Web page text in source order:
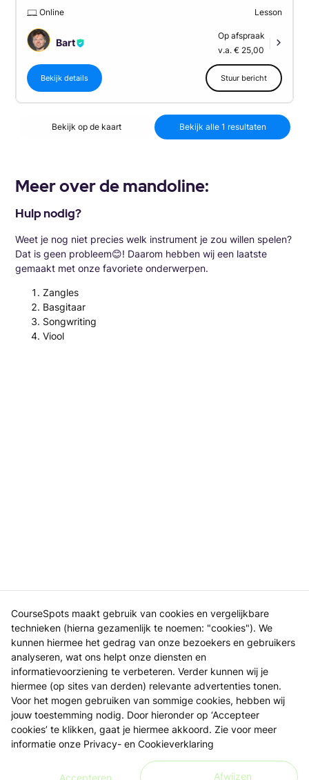
CourseSpots maakt gebruik van cookies en vergelijkbare
technieken (hierna gezamenlijk te noemen: "cookies"). We
kunnen hiermee het gedrag van onze bezoekers en gebruikers
analyseren, wat ons helpt onze diensten en
informatievoorziening te verbeteren. Verder kunnen wij je
hiermee (op sites van derden) relevante advertenties tonen.
Voor het mogen gebruiken van sommige cookies, hebben wij
jouw toestemming nodig. Door hieronder op ‘Accepteer
cookies’ te klikken, gaat je hiermee akkoord. Zie voor meer
informatie onze Privacy- en Cookieverklaring
Accepteren Afwijzen
Online Lesson
Bart
Op afspraak
v.a. € 25,00
Bekijk details Stuur bericht
Bekijk op de kaart Bekijk alle 1 resultaten
Meer over de mandoline:
Hulp nodig?
Weet je nog niet precies welk instrument je zou willen spelen?
Dat is geen probleem😊! Daarom hebben wij een laatste
gemaakt met onze favoriete onderwerpen.
Zangles
Basgitaar
Songwriting
Viool